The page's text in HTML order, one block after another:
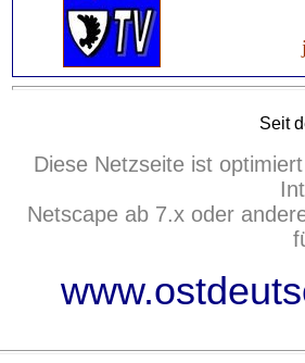
Seit
Diese Netzseite ist
Netscape ab 7.x oder